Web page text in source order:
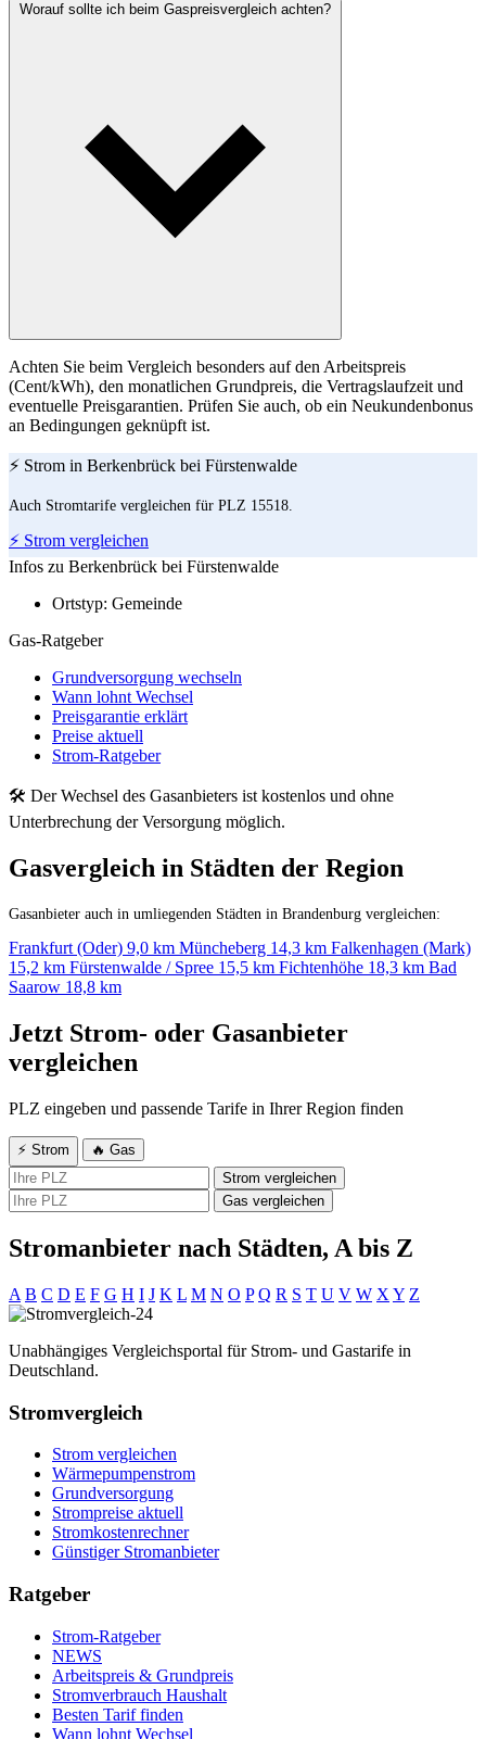
Worauf sollte ich beim Gaspreisvergleich achten?
Achten Sie beim Vergleich besonders auf den Arbeitspreis
(Cent/kWh), den monatlichen Grundpreis, die Vertragslaufzeit und
eventuelle Preisgarantien. Prüfen Sie auch, ob ein Neukundenbonus
an Bedingungen geknüpft ist.
⚡ Strom in Berkenbrück bei Fürstenwalde
Auch Stromtarife vergleichen für PLZ 15518.
⚡ Strom vergleichen
Infos zu Berkenbrück bei Fürstenwalde
Ortstyp: Gemeinde
Gas-Ratgeber
Grundversorgung wechseln
Wann lohnt Wechsel
Preisgarantie erklärt
Preise aktuell
Strom-Ratgeber
🛠 Der Wechsel des Gasanbieters ist kostenlos und ohne
Unterbrechung der Versorgung möglich.
Gasvergleich in Städten der Region
Gasanbieter auch in umliegenden Städten in Brandenburg vergleichen:
Frankfurt (Oder) 9,0 km Müncheberg 14,3 km Falkenhagen (Mark)
15,2 km Fürstenwalde / Spree 15,5 km Fichtenhöhe 18,3 km Bad
Saarow 18,8 km
Jetzt Strom- oder Gasanbieter
vergleichen
PLZ eingeben und passende Tarife in Ihrer Region finden
⚡ Strom
🔥 Gas
Strom vergleichen
Gas vergleichen
Stromanbieter nach Städten, A bis Z
A B C D E F G H I J K L M N O P Q R S T U V W X Y Z
Unabhängiges Vergleichsportal für Strom- und Gastarife in
Deutschland.
Stromvergleich
Strom vergleichen
Wärmepumpenstrom
Grundversorgung
Strompreise aktuell
Stromkostenrechner
Günstiger Stromanbieter
Ratgeber
Strom-Ratgeber
NEWS
Arbeitspreis & Grundpreis
Stromverbrauch Haushalt
Besten Tarif finden
Wann lohnt Wechsel